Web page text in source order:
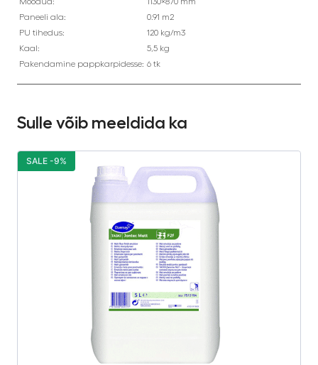
Paneeli ala:
0.91 m2
PU tihedus:
120 kg/m3
Kaal:
5,5 kg
Pakendamine pappkarpidesse: 6 tk
Sulle võib meeldida ka
SALE -9%